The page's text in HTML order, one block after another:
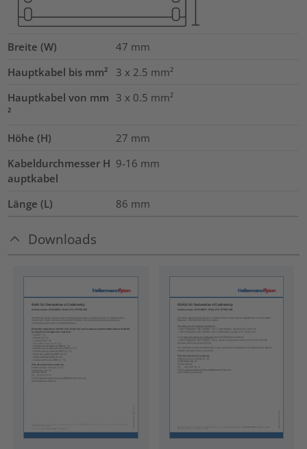
Breite (W) 47 mm
Hauptkabel bis mm²
3 x 2.5 mm²
Hauptkabel von mm
²
3 x 0.5 mm²
Höhe (H) 27 mm
Kabeldurchmesser H
auptkabel
9-16 mm
Länge (L) 86 mm
Downloads